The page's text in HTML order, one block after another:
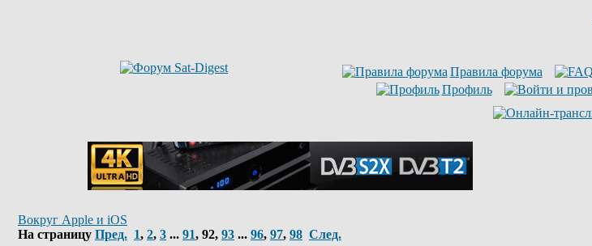
Правила форума
Профиль
Вокруг Apple и iOS
На страницу Пред. 1, 2, 3 ... 91, 92, 93 ... 96, 97, 98 След.